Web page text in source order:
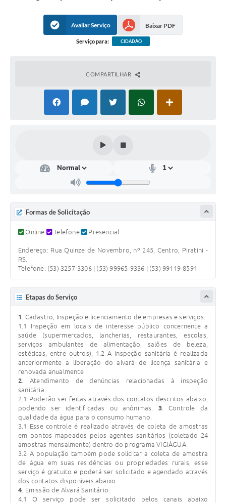
Telefones Úteis
SIC
Avaliar Serviço Baixar PDF
Serviço para: CIDADÃO
COMPARTILHAR
Formas de Solicitação
Online Telefone Presencial
Endereço: Rua Quinze de Novembro, nº 245, Centro, Piratini -
RS.
Telefone: (53) 3257-3306 | (53) 99965-9336 | (53) 99119-8591
Etapas do Serviço
1 . Cadastro, Inspeção e licenciamento de empresas e serviços.
1.1 Inspeção em locais de interesse público concernente a
saúde (supermercados, lancherias, restaurantes, escolas,
serviços ambulantes de alimentação, salões de beleza,
estéticas, entre outros); 1.2 A inspeção sanitária é realizada
anteriormente a liberação do alvará de licença sanitária e
renovada anualmente
2 . Atendimento de denúncias relacionadas à inspeção
sanitária.
2.1 Poderão ser feitas através dos contatos descritos abaixo,
podendo ser identificadas ou anônimas. 3. Controle da
qualidade da água para o consumo humano.
3.1 Esse controle é realizado através de coleta de amostras
em pontos mapeados pelos agentes sanitários (coletado 24
amostras mensalmente) dentro do programa VIGIÁGUA.
3.2 A população também pode solicitar a coleta de amostra
de água em suas residências ou propriedades rurais, esse
serviço é gratuito e poderá ser solicitado e agendado através
dos contatos disponíveis abaixo.
4 . Emissão de Alvará Sanitário.
4.1 O serviço pode ser solicitado pelos canais abaixo